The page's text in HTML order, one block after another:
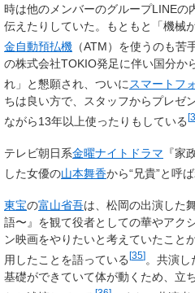
時は他のメンバーのグループLINEの
伝えたりしていた。もともと「機械
金自動預払機 （ATM）を使うのも苦
の株式会社TOKIO発足に伴い国分か
れ」と懇願され、ついに スマートフ
ちは良い方で、スタッフからプレゼ
ながら13年以上使ったりもしている[
テレビ朝日系金曜ナイトドラマ 『家
した女優の山本舞香から“兄貴”と呼
東宝の富山省吾は、松岡の出演した
語〜』を観て役者としての華やアク
ン映画をやりたいと考えていたこと
用したことを語っている [35] 。共演し
基礎ができていて体が動くため、立